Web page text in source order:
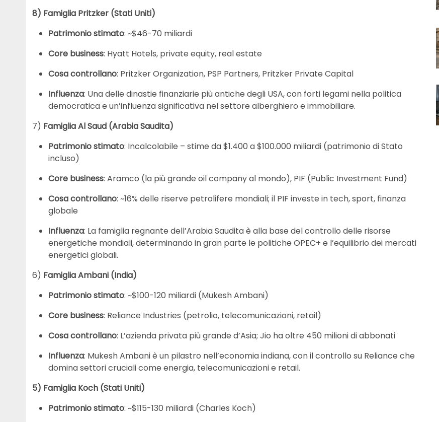
8) Famiglia Pritzker (Stati Uniti)
Patrimonio stimato: ~$46-70 miliardi
Core business: Hyatt Hotels, private equity, real estate
Cosa controllano: Pritzker Organization, PSP Partners, Pritzker Private Capital
Influenza: Una delle dinastie finanziarie più antiche degli USA, con forti legami nella politica
democratica e un’influenza significativa nel settore alberghiero e immobiliare.
7) Famiglia Al Saud (Arabia Saudita)
Patrimonio stimato: Incalcolabile – stime da $1.400 a $100.000 miliardi (patrimonio di Stato
incluso)
Core business: Aramco (la più grande oil company al mondo), PIF (Public Investment Fund)
Cosa controllano: ~16% delle riserve petrolifere mondiali; il PIF investe in tech, sport, finanza
globale
Influenza: La famiglia regnante dell’Arabia Saudita è alla base del controllo delle risorse
energetiche mondiali, determinando in gran parte le politiche OPEC+ e l’equilibrio dei mercati
energetici globali.
6) Famiglia Ambani (India)
Patrimonio stimato: ~$100-120 miliardi (Mukesh Ambani)
Core business: Reliance Industries (petrolio, telecomunicazioni, retail)
Cosa controllano: L’azienda privata più grande d’Asia; Jio ha oltre 450 milioni di abbonati
Influenza: Mukesh Ambani è un pilastro nell’economia indiana, con il controllo su Reliance che
domina settori cruciali come energia, telecomunicazioni e retail.
5) Famiglia Koch (Stati Uniti)
Patrimonio stimato: ~$115-130 miliardi (Charles Koch)